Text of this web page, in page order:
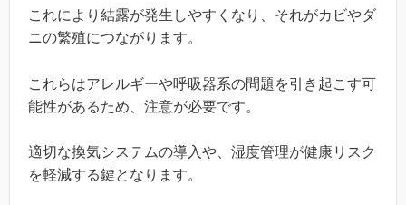
これにより結露が発生しやすくなり、それがカビやダ
ニの繁殖につながります。
これらはアレルギーや呼吸器系の問題を引き起こす可
能性があるため、注意が必要です。
適切な換気システムの導入や、湿度管理が健康リスク
を軽減する鍵となります。